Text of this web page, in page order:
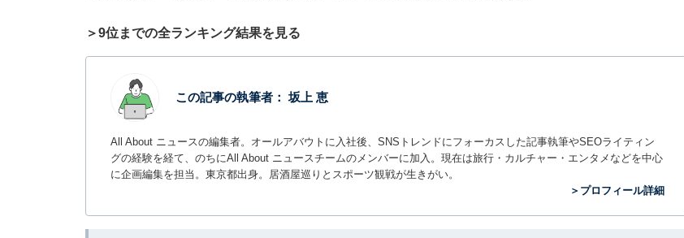
＞9位までの全ランキング結果を見る
この記事の執筆者： 坂上 恵
All About ニュースの編集者。オールアバウトに入社後、SNSトレンドにフォーカスした記事執筆やSEOライティン
グの経験を経て、のちにAll About ニュースチームのメンバーに加入。現在は旅行・カルチャー・エンタメなどを中心
に企画編集を担当。東京都出身。居酒屋巡りとスポーツ観戦が生きがい。
＞プロフィール詳細